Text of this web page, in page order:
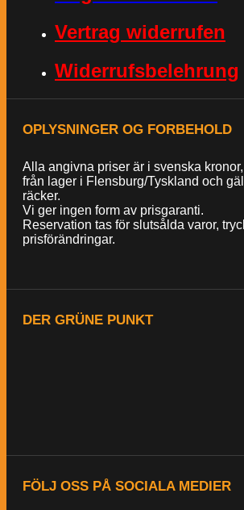
Vertrag widerrufen
Widerrufsbelehrung
OPLYSNINGER OG FORBEHOLD
Alla angivna priser är i svenska
från lager i Flensburg/Tyskland och
räcker.
Vi ger ingen form av prisgaranti.
Reservation tas för slutsålda varor,
prisförändringar.
DER GRÜNE PUNKT
FÖLJ OSS PÅ SOCIALA MEDIER